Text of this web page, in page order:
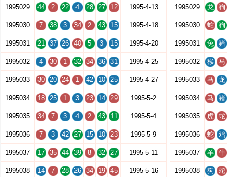
1995029 44 2 22 4 28 27 12 1995-4-13
1995030 7 38 3 34 2 43 15 1995-4-18
1995031 21 37 26 40 5 3 15 1995-4-20
1995032 4 30 1 32 34 36 31 1995-4-25
1995033 30 20 24 1 42 10 25 1995-4-27
1995034 18 25 1 3 23 14 29 1995-5-2
1995035 34 7 3 4 2 43 11 1995-5-4
1995036 7 3 42 27 15 10 23 1995-5-9
1995037 17 35 44 39 8 32 27 1995-5-11
1995038 14 7 28 26 34 19 45 1995-5-16
1995029 龙 狗
1995030 蛇 狗
1995031 兔 猪
1995032 猴 马
1995033 马 龙
1995034 马 猪
1995035 虎 蛇
1995036 蛇 鸡
1995037 羊 牛
1995038 狗 蛇